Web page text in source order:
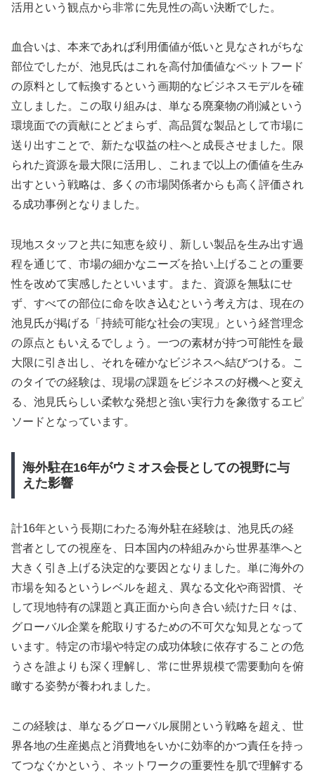
活用という観点から非常に先見性の高い決断でした。
血合いは、本来であれば利用価値が低いと見なされがちな
部位でしたが、池見氏はこれを高付加価値なペットフード
の原料として転換するという画期的なビジネスモデルを確
立しました。この取り組みは、単なる廃棄物の削減という
環境面での貢献にとどまらず、高品質な製品として市場に
送り出すことで、新たな収益の柱へと成長させました。限
られた資源を最大限に活用し、これまで以上の価値を生み
出すという戦略は、多くの市場関係者からも高く評価され
る成功事例となりました。
現地スタッフと共に知恵を絞り、新しい製品を生み出す過
程を通じて、市場の細かなニーズを拾い上げることの重要
性を改めて実感したといいます。また、資源を無駄にせ
ず、すべての部位に命を吹き込むという考え方は、現在の
池見氏が掲げる「持続可能な社会の実現」という経営理念
の原点ともいえるでしょう。一つの素材が持つ可能性を最
大限に引き出し、それを確かなビジネスへ結びつける。こ
のタイでの経験は、現場の課題をビジネスの好機へと変え
る、池見氏らしい柔軟な発想と強い実行力を象徴するエピ
ソードとなっています。
海外駐在16年がウミオス会長としての視野に与
えた影響
計16年という長期にわたる海外駐在経験は、池見氏の経
営者としての視座を、日本国内の枠組みから世界基準へと
大きく引き上げる決定的な要因となりました。単に海外の
市場を知るというレベルを超え、異なる文化や商習慣、そ
して現地特有の課題と真正面から向き合い続けた日々は、
グローバル企業を舵取りするための不可欠な知見となって
います。特定の市場や特定の成功体験に依存することの危
うさを誰よりも深く理解し、常に世界規模で需要動向を俯
瞰する姿勢が養われました。
この経験は、単なるグローバル展開という戦略を超え、世
界各地の生産拠点と消費地をいかに効率的かつ責任を持っ
てつなぐかという、ネットワークの重要性を肌で理解する